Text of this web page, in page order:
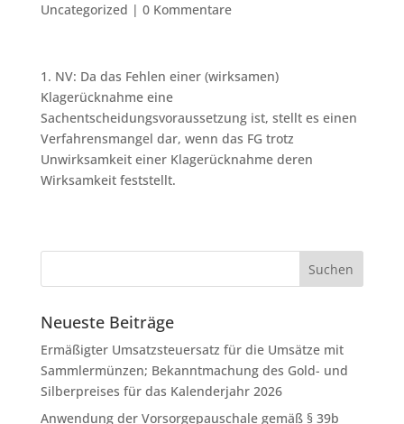
Uncategorized | 0 Kommentare
1. NV: Da das Fehlen einer (wirksamen)
Klagerücknahme eine
Sachentscheidungsvoraussetzung ist, stellt es einen
Verfahrensmangel dar, wenn das FG trotz
Unwirksamkeit einer Klagerücknahme deren
Wirksamkeit feststellt.
Neueste Beiträge
Ermäßigter Umsatzsteuersatz für die Umsätze mit
Sammlermünzen; Bekanntmachung des Gold- und
Silberpreises für das Kalenderjahr 2026
Anwendung der Vorsorgepauschale gemäß § 39b